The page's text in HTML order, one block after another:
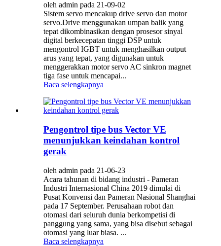
oleh admin pada 21-09-02
Sistem servo mencakup drive servo dan motor
servo.Drive menggunakan umpan balik yang
tepat dikombinasikan dengan prosesor sinyal
digital berkecepatan tinggi DSP untuk
mengontrol IGBT untuk menghasilkan output
arus yang tepat, yang digunakan untuk
menggerakkan motor servo AC sinkron magnet
tiga fase untuk mencapai...
Baca selengkapnya
Pengontrol tipe bus Vector VE
menunjukkan keindahan kontrol
gerak
oleh admin pada 21-06-23
Acara tahunan di bidang industri - Pameran
Industri Internasional China 2019 dimulai di
Pusat Konvensi dan Pameran Nasional Shanghai
pada 17 September. Perusahaan robot dan
otomasi dari seluruh dunia berkompetisi di
panggung yang sama, yang bisa disebut sebagai
otomasi yang luar biasa. ...
Baca selengkapnya